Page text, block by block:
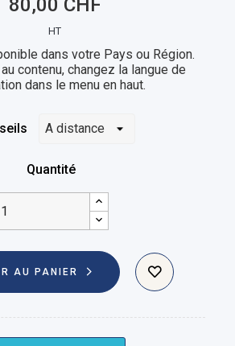
80,00 CHF
HT
dans votre Pays ou Région.
contenu, changez la langue de
dans le menu en haut.
Quantité
AU PANIER